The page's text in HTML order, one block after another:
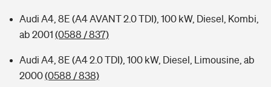
Audi A4, 8E (A4 AVANT 2.0 TDI), 100 kW, Diesel, Kombi,
ab 2001 (0588 / 837)
Audi A4, 8E (A4 2.0 TDI), 100 kW, Diesel, Limousine, ab
2000(0588 / 838)